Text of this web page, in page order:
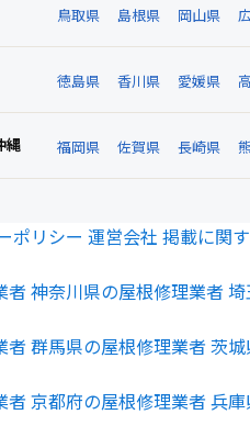
鳥取県 島根県 岡山県
徳島県 香川県 愛媛県
縄 福岡県 佐賀県 長崎県
ポリシー 運営会社 掲載に関
者神奈川県の屋根修理業者
者群馬県の屋根修理業者茨
者京都府の屋根修理業者兵